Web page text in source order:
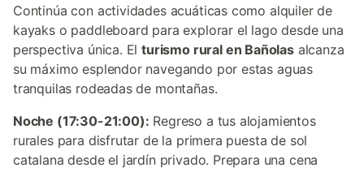
Continúa con actividades acuáticas como alquiler de
kayaks o paddleboard para explorar el lago desde una
perspectiva única. Elturismo rural en Bañolasalcanza
su máximo esplendor navegando por estas aguas
tranquilas rodeadas de montañas.
Noche (17:30-21:00): Regreso a tus alojamientos
rurales para disfrutar de la primera puesta de sol
catalana desde el jardín privado. Prepara una cena